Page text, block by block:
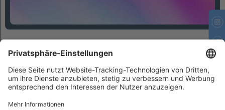
Kontakt
Datenschutzeinstellungen
Impressum